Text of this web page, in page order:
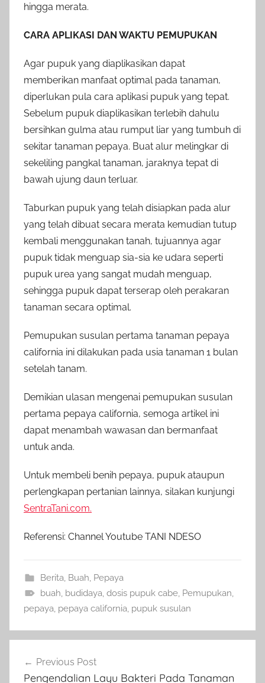
hingga merata.
CARA APLIKASI DAN WAKTU PEMUPUKAN
Agar pupuk yang diaplikasikan dapat
memberikan manfaat optimal pada tanaman,
diperlukan pula cara aplikasi pupuk yang tepat.
Sebelum pupuk diaplikasikan terlebih dahulu
bersihkan gulma atau rumput liar yang tumbuh di
sekitar tanaman pepaya. Buat alur melingkar di
sekeliling pangkal tanaman, jaraknya tepat di
bawah ujung daun terluar.
Taburkan pupuk yang telah disiapkan pada alur
yang telah dibuat secara merata kemudian tutup
kembali menggunakan tanah, tujuannya agar
pupuk tidak menguap sia-sia ke udara seperti
pupuk urea yang sangat mudah menguap,
sehingga pupuk dapat terserap oleh perakaran
tanaman secara optimal.
Pemupukan susulan pertama tanaman pepaya
california ini dilakukan pada usia tanaman 1 bulan
setelah tanam.
Demikian ulasan mengenai pemupukan susulan
pertama pepaya california, semoga artikel ini
dapat menambah wawasan dan bermanfaat
untuk anda.
Untuk membeli benih pepaya, pupuk ataupun
perlengkapan pertanian lainnya, silakan kunjungi
SentraTani.com.
Referensi: Channel Youtube TANI NDESO
Berita, Buah, Pepaya
buah, budidaya, dosis pupuk cabe, Pemupukan,
pepaya, pepaya california, pupuk susulan
pos
Previous Post
Pengendalian Layu Bakteri Pada Tanaman